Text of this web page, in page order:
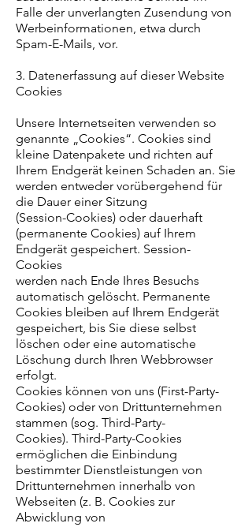
Falle der unverlangten Zusendung von
Werbeinformationen, etwa durch
Spam-E-Mails, vor.
3. Datenerfassung auf dieser Website
Cookies
Unsere Internetseiten verwenden so
genannte „Cookies“. Cookies sind
kleine Datenpakete und richten auf
Ihrem Endgerät keinen Schaden an. Sie
werden entweder vorübergehend für
die Dauer einer Sitzung
(Session-Cookies) oder dauerhaft
(permanente Cookies) auf Ihrem
Endgerät gespeichert. Session-
Cookies
werden nach Ende Ihres Besuchs
automatisch gelöscht. Permanente
Cookies bleiben auf Ihrem Endgerät
gespeichert, bis Sie diese selbst
löschen oder eine automatische
Löschung durch Ihren Webbrowser
erfolgt.
Cookies können von uns (First-Party-
Cookies) oder von Drittunternehmen
stammen (sog. Third-Party-
Cookies). Third-Party-Cookies
ermöglichen die Einbindung
bestimmter Dienstleistungen von
Drittunternehmen innerhalb von
Webseiten (z. B. Cookies zur
Abwicklung von